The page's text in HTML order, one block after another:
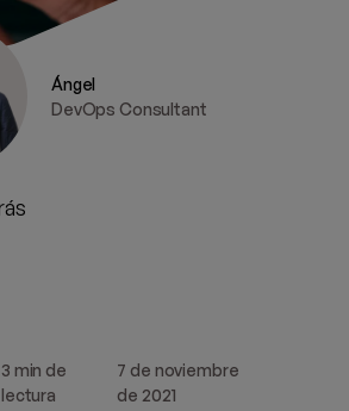
Ángel
DevOps Consultant
3 min de
lectura
7 de noviembre
de 2021